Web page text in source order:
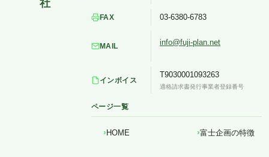
FAX 03-6380-6783
MAIL info@fuji-plan.net
インボイス
T9030001093263
適格請求書発行事業者登録番号
ページ一覧
HOME 富士企画の特徴